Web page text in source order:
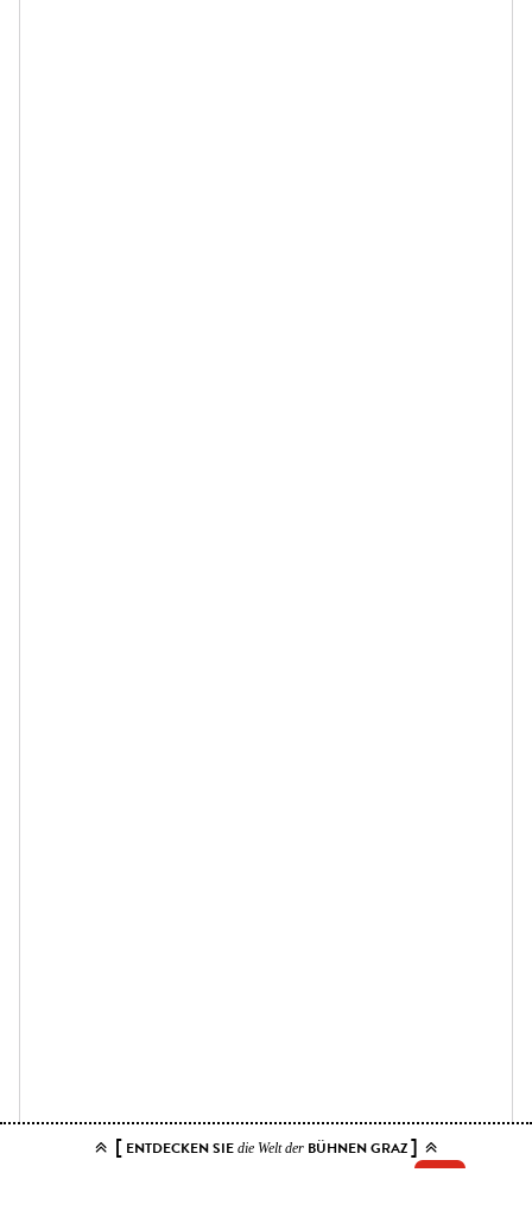
[ENTDECKEN SIE die Welt derBÜHNEN GRAZ]